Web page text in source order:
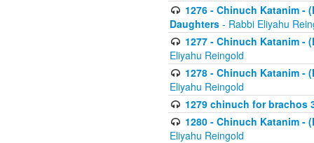
1276 - Chinuch Katanim -
Daughters - Rabbi Eliyahu
1277 - Chinuch Katanim -
Eliyahu Reingold
1278 - Chinuch Katanim -
Eliyahu Reingold
1279 chinuch for brachos
1280 - Chinuch Katanim -
Eliyahu Reingold